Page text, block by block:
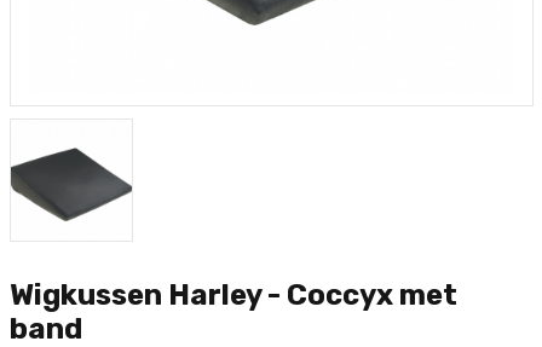
Wigkussen Harley - Coccyx met
band